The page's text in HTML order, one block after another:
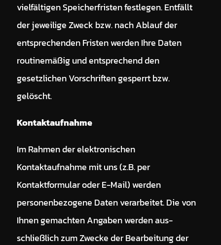
vielfältigen Speicherfristen festlegen. Entfällt
der jeweilige Zweck bzw. nach Ablauf der
entsprechenden Fristen werden Ihre Daten
routinemäßig und entsprechend den
gesetzlichen Vorschriften gesperrt bzw.
gelöscht.
Kontaktaufnahme
Im Rahmen der elektronischen
Kontaktaufnahme mit uns (z.B. per
Kontaktformular oder E-Mail) werden
personenbezogene Daten verarbeitet. Die von
Ihnen gemachten Angaben werden aus-
schließlich zum Zwecke der Bearbeitung der